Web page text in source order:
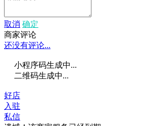
取消 确定
商家评论
还没有评论...
小程序码生成中...
二维码生成中...
好店
入驻
私信